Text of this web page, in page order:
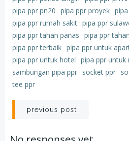
pipa ppr pn20 pipa ppr proyek
pipa ppr rumah sakit pipa ppr
pipa ppr tahan panas pipa ppr
pipa ppr terbaik pipa ppr untuk
pipa ppr untuk hotel pipa ppr untuk
sambungan pipa ppr socket ppr
tee ppr
Post
navigation
previous post